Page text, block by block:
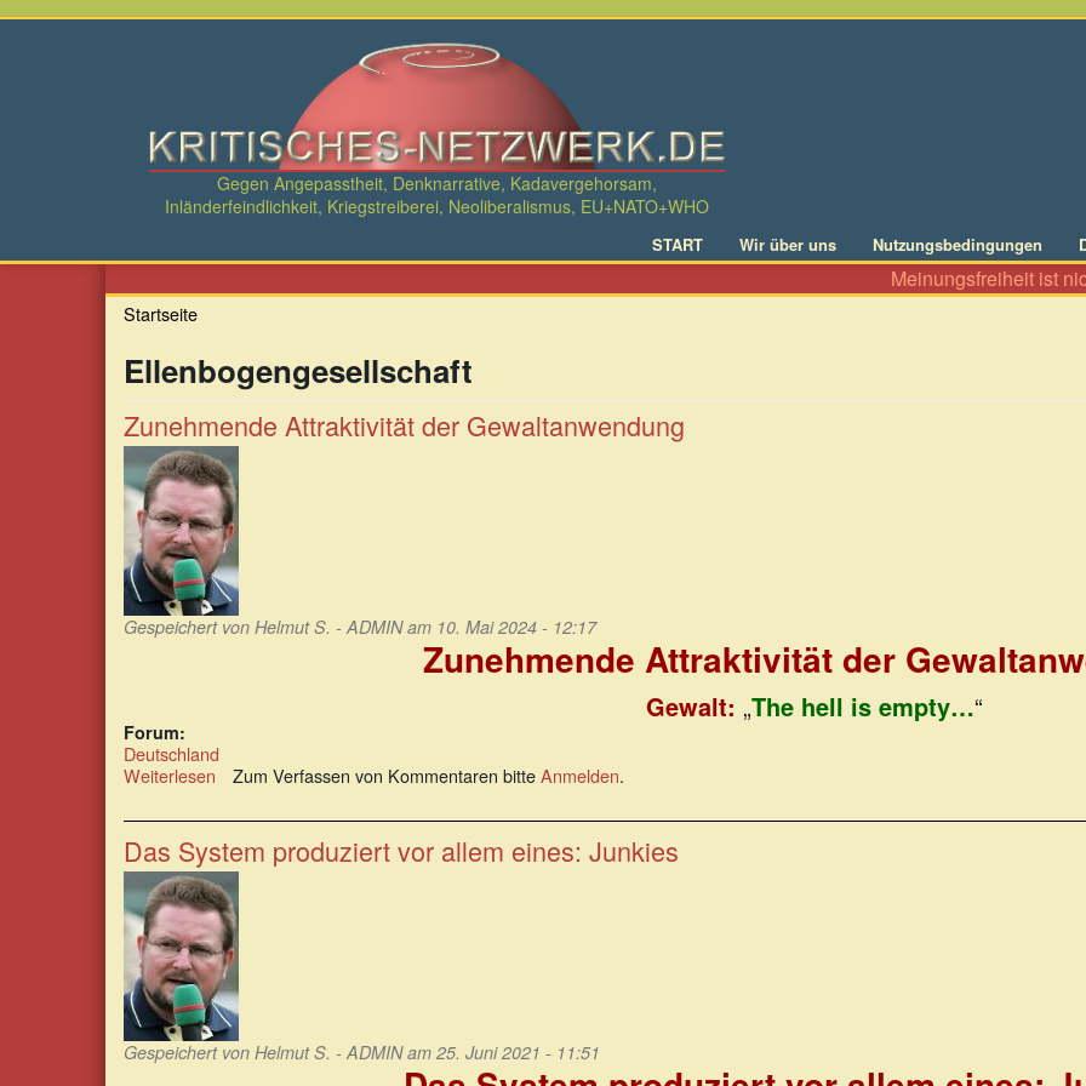
Direkt
Gegen Angepasstheit, Denknarrative, Kadavergehorsam,
Inländerfeindlichkeit, Kriegstreiberei, Neoliberalismus, EU+NATO+WHO
START Wir über uns Nutzungsbedingungen
Meinungsfreiheit ist
Startseite
Ellenbogengesellschaft
Zunehmende Attraktivität der Gewaltanwendung
Gespeichert von Helmut S. - ADMINam 10. Mai 2024 - 12:17
Zunehmende Attraktivität der
Gewalt: „The hell is empty…“
Forum:
Deutschland
Weiterlesen über
Attraktivität
der
Gewaltanwendung
Zum Verfassen von Kommentaren bitteAnmelden.
Das System produziert vor allem eines: Junkies
Gespeichert von Helmut S. - ADMINam 25. Juni 2021 - 11:51